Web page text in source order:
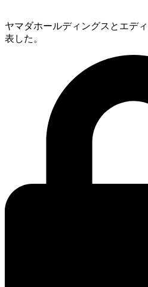
ヤマダホールディングスとエデ
表した。